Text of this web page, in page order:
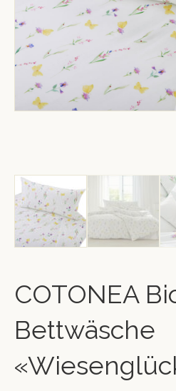
COTONEA
Bettwäsche